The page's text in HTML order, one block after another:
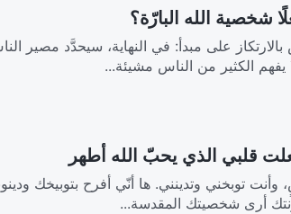
بالارتكاز على مبدأ: في النهاية، سيحدَّد مصير
الكثير من الناس مشيئة...
توبخني وتدينني. ها أنّي أفرح بتوبيخك
أرى شخصيتك المقدسة...